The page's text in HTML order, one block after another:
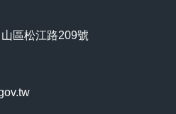
區松江路209號